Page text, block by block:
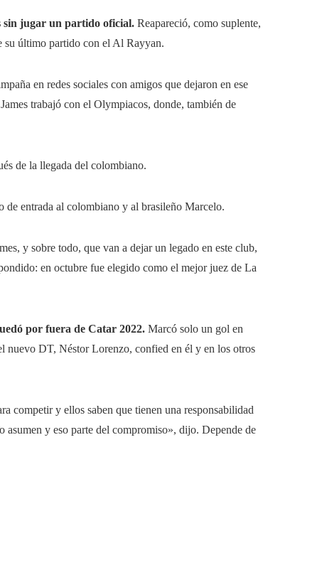
sin jugar un partido oficial. Reapareció, como suplente,
su último partido con el Al Rayyan.
en redes sociales con amigos que dejaron en ese
trabajó con el Olympiacos, donde, también de
de la llegada del colombiano.
de entrada al colombiano y al brasileño Marcelo.
y sobre todo, que van a dejar un legado en este club,
en octubre fue elegido como el mejor juez de La
por fuera de Catar 2022. Marcó solo un gol en
nuevo DT, Néstor Lorenzo, confied en él y en los otros
competir y ellos saben que tienen una responsabilidad
y eso parte del compromiso», dijo. Depende de